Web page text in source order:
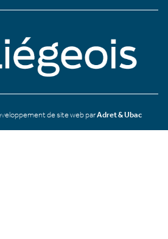
de site web parAdret & Ubac